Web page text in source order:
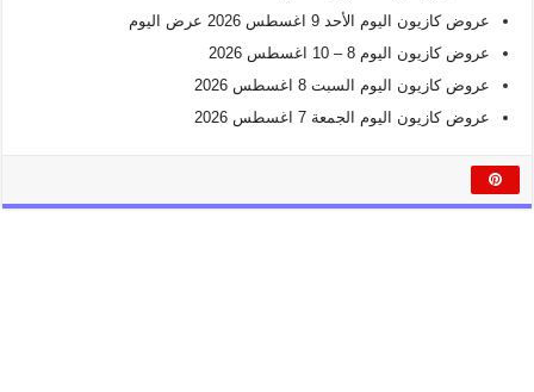
عروض كازيون اليوم الأحد 9 اغسطس 2026 عرض اليوم
عروض كازيون اليوم 8 – 10 اغسطس 2026
عروض كازيون اليوم السبت 8 اغسطس 2026
عروض كازيون اليوم الجمعة 7 اغسطس 2026